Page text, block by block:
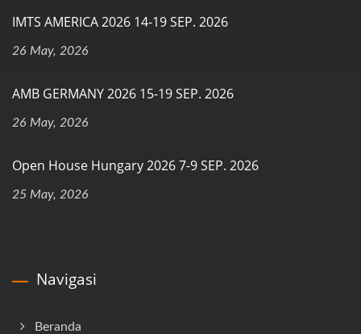
IMTS AMERICA 2026 14-19 SEP. 2026
26 May, 2026
AMB GERMANY 2026 15-19 SEP. 2026
26 May, 2026
Open House Hungary 2026 7-9 SEP. 2026
25 May, 2026
Navigasi
Beranda